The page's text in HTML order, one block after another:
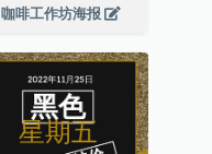
咖啡工作坊海报